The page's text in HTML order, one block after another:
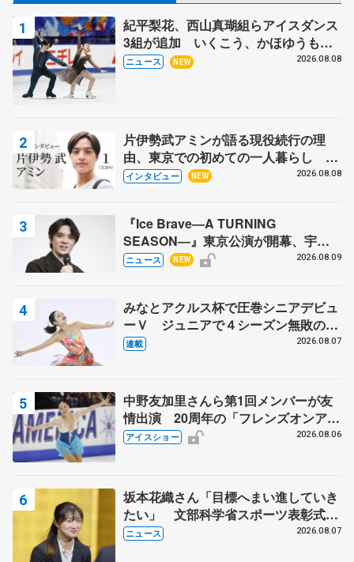
紀平梨花、西山真瑚組らアイスダンス
3組が追加 いくこう、かほゆうも、
木下グループ杯
ニュース NEW 2026.08.08
片伊勢武アミンが語る現役続行の理
由、東京での初めての一人暮らし 注
目スケーターの「今」に迫る
インタビュー NEW 2026.08.08
『Ice Brave―A TURNING
SEASON―』東京公演が開幕、宇野
昌磨の『Ice Brave』にかける思いを
ニュース NEW 2026.08.09
みなとアクルス杯で圧巻シニアデビュ
ーＶ ジュニアで４シーズン無敗の島
田麻央
連載 2026.08.07
中野友加里さんら第1回メンバーが友
情出演 20周年の「フレンズオンアイ
ス」 宮本賢二さん、有川梨絵さん、
アイスショー 2026.08.06
坂本花織さん「目標へまい進していき
たい」 文部科学省スポーツ表彰式で
代表謝辞
ニュース 2026.08.07